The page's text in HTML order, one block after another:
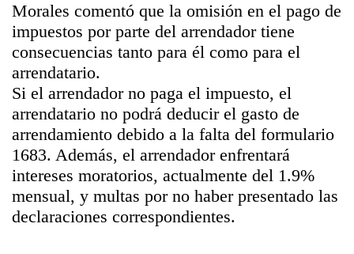
Morales comentó que la omisión en el pago de
impuestos por parte del arrendador tiene
consecuencias tanto para él como para el
arrendatario.
Si el arrendador no paga el impuesto, el
arrendatario no podrá deducir el gasto de
arrendamiento debido a la falta del formulario
1683. Además, el arrendador enfrentará
intereses moratorios, actualmente del 1.9%
mensual, y multas por no haber presentado las
declaraciones correspondientes.